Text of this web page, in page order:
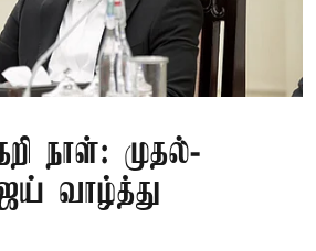
நாள்: முதல்-
வாழ்த்து